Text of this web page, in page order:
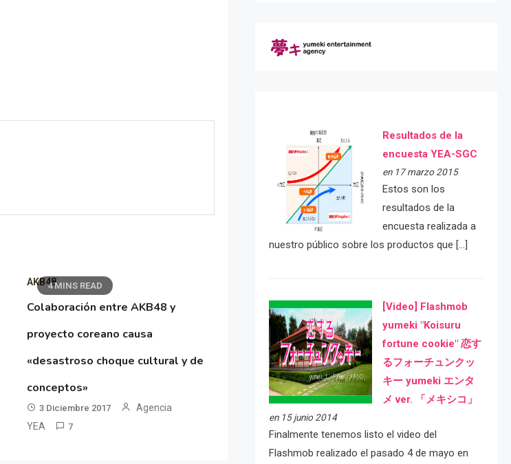
4 MINS READ
AKB48
Colaboración entre AKB48 y
proyecto coreano causa
«desastroso choque cultural y de
conceptos»
3 Diciembre 2017
Agencia
YEA
7
Resultados de la
encuesta YEA-SGC
en 17 marzo 2015
Estos son los
resultados de la
encuesta realizada a
nuestro público sobre los productos que […]
[Video] Flashmob
yumeki "Koisuru
fortune cookie" 恋す
るフォーチュンクッ
キー yumeki エンタ
メ ver. 「メキシコ」
en 15 junio 2014
Finalmente tenemos listo el video del
Flashmob realizado el pasado 4 de mayo en